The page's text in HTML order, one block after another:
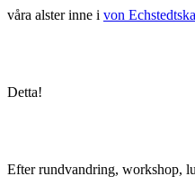
våra alster inne i von
Detta!
Efter rundvandring, workshop,